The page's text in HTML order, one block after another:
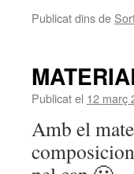
Publicat dins de
Publicat el 12 març
Amb el